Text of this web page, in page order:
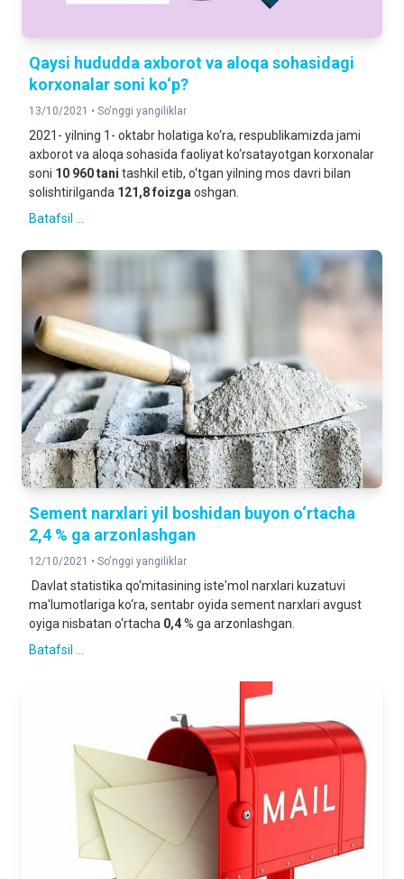
Qaysi hududda axborot va aloqa sohasidagi
korxonalar soni ko‘p?
13/10/2021 • So'nggi yangiliklar
2021- yilning 1- oktabr holatiga ko‘ra, respublikamizda jami
axborot va aloqa sohasida faoliyat ko‘rsatayotgan korxonalar
soni 10 960 tani tashkil etib, o‘tgan yilning mos davri bilan
solishtirilganda 121,8 foizga oshgan.
Batafsil ...
Sement narxlari yil boshidan buyon o‘rtacha
2,4 % ga arzonlashgan
12/10/2021 • So'nggi yangiliklar
Davlat statistika qo‘mitasining iste'mol narxlari kuzatuvi
ma'lumotlariga ko‘ra, sentabr oyida sement narxlari avgust
oyiga nisbatan o‘rtacha 0,4% ga arzonlashgan.
Batafsil ...